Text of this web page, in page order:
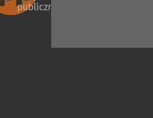
publicznego